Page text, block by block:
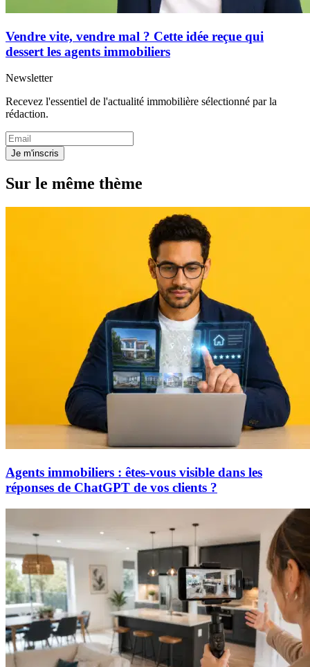
Vendre vite, vendre mal ? Cette idée reçue qui
dessert les agents immobiliers
Newsletter
Recevez l'essentiel de l'actualité immobilière sélectionné par la
rédaction.
Je m'inscris
Sur le même thème
Agents immobiliers : êtes-vous visible dans les
réponses de ChatGPT de vos clients ?